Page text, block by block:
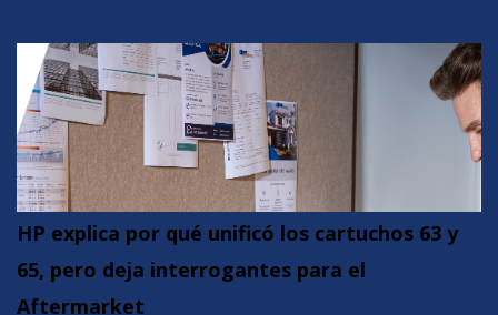
HP explica por qué unificó los cartuchos 63 y
65, pero deja interrogantes para el
Aftermarket